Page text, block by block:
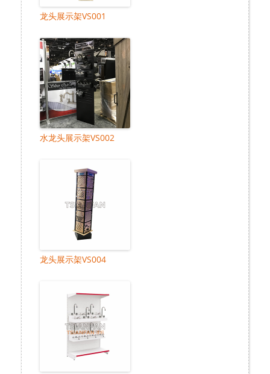
龙头展示架VS001
水龙头展示架VS002
龙头展示架VS004